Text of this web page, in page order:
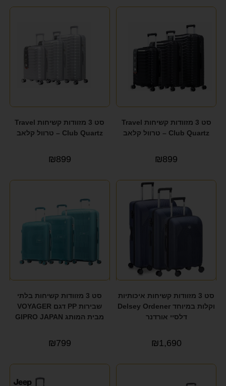
סט 3 מזוודות קשיחות Travel
Club Quartz – טרוול קלאב
₪899
סט 3 מזוודות קשיחות Travel
Club Quartz – טרוול קלאב
₪899
סט 3 מזוודות קשיחות איכותיות
וקלות במיוחד Delsey Ordener
דלסיי אורדנר
₪1,690
סט 3 מזוודות קשיחות בלתי
שבירות PP דגם VOYAGER
מבית המותג GIPRO JAPAN
₪799